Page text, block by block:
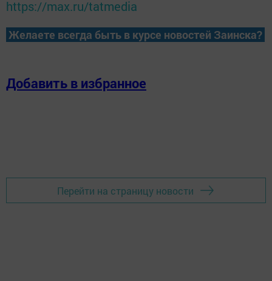
https://max.ru/tatmedia
Желаете всегда быть в курсе новостей Заинска?
Добавить в избранное
Перейти на страницу новости